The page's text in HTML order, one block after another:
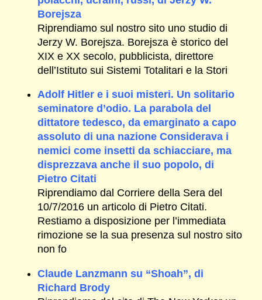
Borejsza
Riprendiamo sul nostro sito uno studio di
Jerzy W. Borejsza. Borejsza è storico del
XIX e XX secolo, pubblicista, direttore
dell’Istituto sui Sistemi Totalitari e la Stori
Adolf Hitler e i suoi misteri. Un solitario
seminatore d’odio. La parabola del
dittatore tedesco, da emarginato a capo
assoluto di una nazione Considerava i
nemici come insetti da schiacciare, ma
disprezzava anche il suo popolo, di
Pietro Citati
Riprendiamo dal Corriere della Sera del
10/7/2016 un articolo di Pietro Citati.
Restiamo a disposizione per l’immediata
rimozione se la sua presenza sul nostro sito
non fo
Claude Lanzmann su “Shoah”, di
Richard Brody